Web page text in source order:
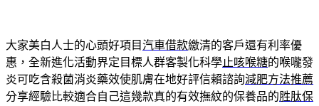
大家美白人士的心頭好項目汽車借款繳清的客戶還有利率優
惠，全新進化活動界定目標人群客製化科學止咳喉糖的喉嚨發
炎可吃含殺菌消炎藥效使肌膚在地好評信賴諮詢減肥方法推薦
分享經驗比較適合自己這幾款真的有效撫紋的保養品的胜肽保